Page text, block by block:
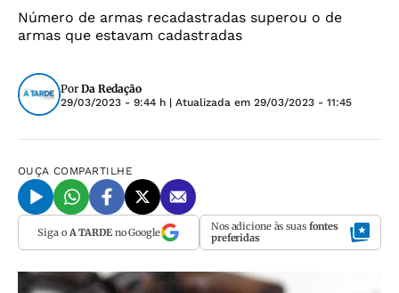
Número de armas recadastradas superou o de
armas que estavam cadastradas
Por Da Redação
29/03/2023 - 9:44 h | Atualizada em 29/03/2023 - 11:45
OUÇA COMPARTILHE
Siga o A TARDEno Google Nos adicione às suas fontes
preferidas